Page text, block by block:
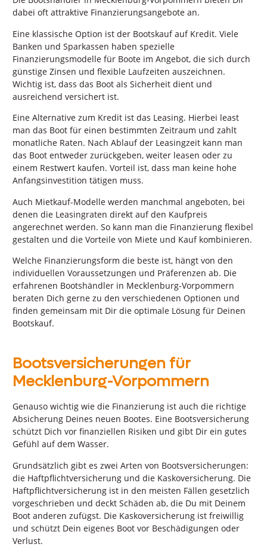
dabei oft attraktive Finanzierungsangebote an.
Eine klassische Option ist der Bootskauf auf Kredit. Viele
Banken und Sparkassen haben spezielle
Finanzierungsmodelle für Boote im Angebot, die sich durch
günstige Zinsen und flexible Laufzeiten auszeichnen.
Wichtig ist, dass das Boot als Sicherheit dient und
ausreichend versichert ist.
Eine Alternative zum Kredit ist das Leasing. Hierbei least
man das Boot für einen bestimmten Zeitraum und zahlt
monatliche Raten. Nach Ablauf der Leasingzeit kann man
das Boot entweder zurückgeben, weiter leasen oder zu
einem Restwert kaufen. Vorteil ist, dass man keine hohe
Anfangsinvestition tätigen muss.
Auch Mietkauf-Modelle werden manchmal angeboten, bei
denen die Leasingraten direkt auf den Kaufpreis
angerechnet werden. So kann man die Finanzierung flexibel
gestalten und die Vorteile von Miete und Kauf kombinieren.
Welche Finanzierungsform die beste ist, hängt von den
individuellen Voraussetzungen und Präferenzen ab. Die
erfahrenen Bootshändler in Mecklenburg-Vorpommern
beraten Dich gerne zu den verschiedenen Optionen und
finden gemeinsam mit Dir die optimale Lösung für Deinen
Bootskauf.
Bootsversicherungen für
Mecklenburg-Vorpommern
Genauso wichtig wie die Finanzierung ist auch die richtige
Absicherung Deines neuen Bootes. Eine Bootsversicherung
schützt Dich vor finanziellen Risiken und gibt Dir ein gutes
Gefühl auf dem Wasser.
Grundsätzlich gibt es zwei Arten von Bootsversicherungen:
die Haftpflichtversicherung und die Kaskoversicherung. Die
Haftpflichtversicherung ist in den meisten Fällen gesetzlich
vorgeschrieben und deckt Schäden ab, die Du mit Deinem
Boot anderen zufügst. Die Kaskoversicherung ist freiwillig
und schützt Dein eigenes Boot vor Beschädigungen oder
Verlust.